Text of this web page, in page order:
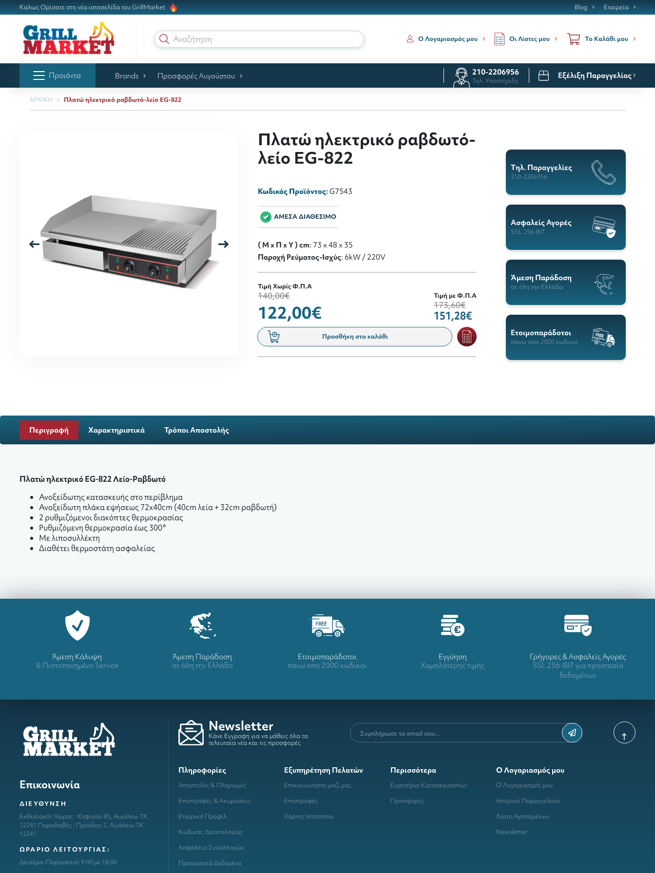
Καλως Ορίσατε στη νέα ιστοσελίδα του GrillMarket Blog Εταιρεία
Αναζήτηση για Ο Λογαριασμός μου Οι Λίστες μου Το Καλάθι μου
Προιόντα Brands Προσφορές Αυγούστου 210-2206956
Τηλ. Υποστήριξη
Εξέλιξη Παραγγελίας
ΑΡΧΙΚΗ Πλατώ ηλεκτρικό ραβδωτό-λείο ΕG-822
Πλατώ ηλεκτρικό ραβδωτό-
λείο ΕG-822
Κωδικός Προϊόντος:G7543
ΑΜΕΣΑ ΔΙΑΘΕΣΙΜΟ
( M x Π x Y ) cm: 73 x 48 x 35
Παροχή Ρεύματος-Ισχύς: 6kW / 220V
Τιμή Χωρίς Φ.Π.Α
140,00€
122,00€
Τιμή με Φ.Π.Α
173,60€
151,28€
Προσθήκη στο καλάθι
Tηλ. Παραγγελίες
210-2206956
Ασφαλείς Αγορές
SSL 256-BIT
Άμεση Παράδοση
σε όλη την Ελλάδα
Ετοιμοπαράδοτοι
πάνω απο 2000 κωδικοί
Περιγραφή Χαρακτηριστικά Τρόποι Αποστολής
Πλατώ ηλεκτρικό EG-822 Λείο-Ραβδωτό
Ανοξείδωτης κατασκευής στο περίβλημα
Ανοξείδωτη πλάκα εψήσεως 72x40cm (40cm λεία + 32cm ραβδωτή)
2 ρυθμιζόμενοι διακόπτες θερμοκρασίας
Ρυθμιζόμενη θερμοκρασία έως 300°
Με λιποσυλλέκτη
Διαθέτει θερμοστάτη ασφαλείας
Άμεση Κάλυψη
& Πιστοποιημένο Service
Άμεση Παράδοση
σε όλη την Ελλάδα
Ετοιμοπαράδοτοι
πάνω απο 2000 κωδικοί
Eγγύηση
Χαμηλότερης τιμής
Γρήγορες & Ασφαλείς Αγορές
SSL 256-BIT για προστασία
δεδομένων
Επικοινωνία
ΔΙΕΥΘΥΝΣΗ
Εκθεσιακός Χώρος : Κηφισού 85, Αιγάλεω ΤΚ
12241 Παραλαβές : Προόδου 2, Αιγάλεω ΤΚ
12241
ΩΡΑΡΙΟ ΛΕΙΤΟΥΡΓΙΑΣ:
Δευτέρα-Παρασκευή 9:00 με 18:00
Newsletter
Κάνε Εγγραφή για να μάθεις όλα τα
τελευταία νέα και τις προσφορές
Πληροφορίες
Αποστολές & Πληρωμές
Επιστροφές & Ακυρώσεις
Εταιρικό Προφίλ
Κώδικας Δεοντολογίας
Ασφάλεια Συναλλαγών
Προσωπικά Δεδομένα
Εξυπηρέτηση Πελατών
Επικοινωνήστε μαζί μας
Επιστροφές
Χάρτης Ιστότοπου
Περισσότερα
Ευρετήριο Κατασκευαστών
Προσφορές
Ο Λογαριασμός μου
Ο Λογαριασμός μου
Ιστορικό Παραγγελιών
Λίστα Αγαπημένων
Newsletter